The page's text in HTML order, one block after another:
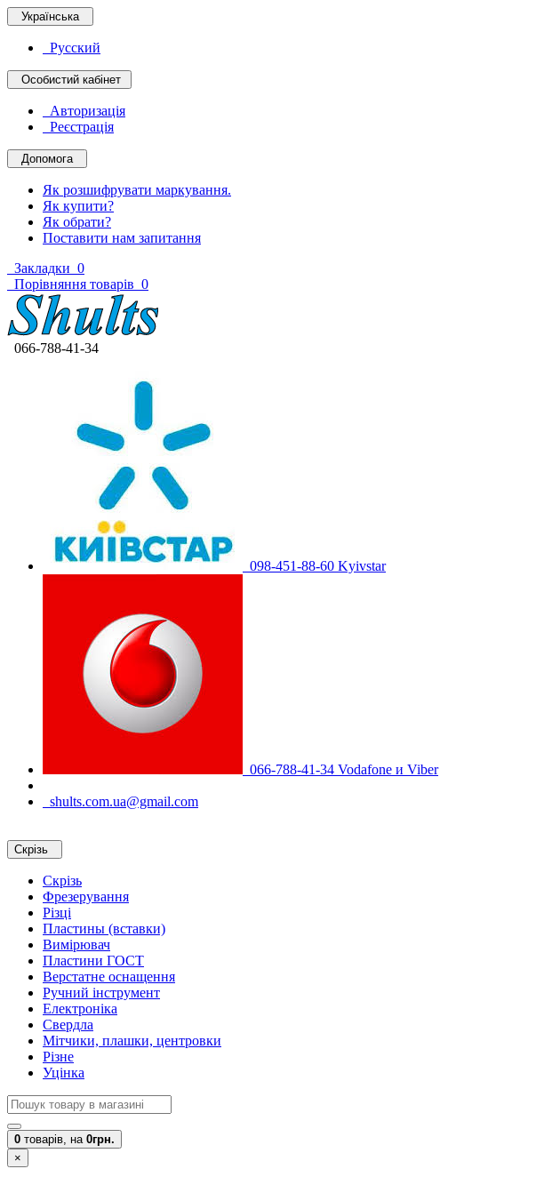
Українська
Русский
Особистий кабінет
Авторизація
Реєстрація
Допомога
Як розшифрувати маркування.
Як купити?
Як обрати?
Поставити нам запитання
Закладки 0
Порівняння товарів 0
066-788-41-34
098-451-88-60 Kyivstar
066-788-41-34 Vodafone и Viber
shults.com.ua@gmail.com
Скрізь
Скрізь
Фрезерування
Різці
Пластины (вставки)
Вимірювач
Пластини ГОСТ
Верстатне оснащення
Ручний інструмент
Електроніка
Свердла
Мітчики, плашки, центровки
Різне
Уцінка
0 товарів, на 0грн.
×